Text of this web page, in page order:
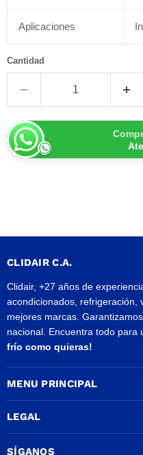
Aplicaciones
Cantidad
CLIDAIR C.A.
Clidair, +27 años de
acondicionados, refrigeración,
mejores marcas.
nacional. Encuentra todo para
frío como quieras!
MENU PRINCIPAL
LEGAL
SÍGANOS